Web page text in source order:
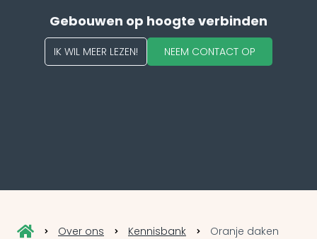
Gebouwen op hoogte verbinden
IK WIL MEER LEZEN! NEEM CONTACT OP
Over ons Kennisbank Oranje daken